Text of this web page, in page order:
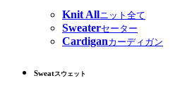
Knit Allニット全て
Sweaterセーター
Cardiganカーディガン
Sweatスウェット